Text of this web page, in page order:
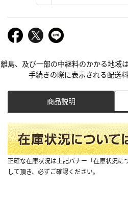
離島、及び一部の中継料のかかる地域
手続きの際に表示される配送
商品説明
正確な在庫状況は上記バナー「在庫状況に
して頂き、必ずご確認ください。